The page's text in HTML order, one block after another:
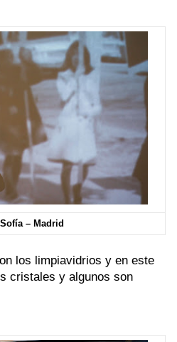
– Madrid
los limpiavidrios y en este
cristales y algunos son